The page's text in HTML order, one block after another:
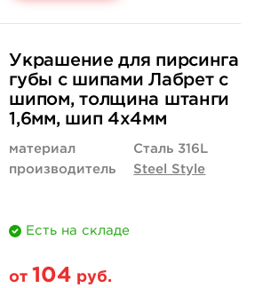
104 руб.
от 39 руб.
нет на складе
104 руб.
от 39 руб.
купить
Украшение для пирсинга
губы с шипами Лабрет с
шипом, толщина штанги
1,6мм, шип 4х4мм
материал
Сталь 316L
производитель
Steel Style
Есть на складе
от 104 руб.